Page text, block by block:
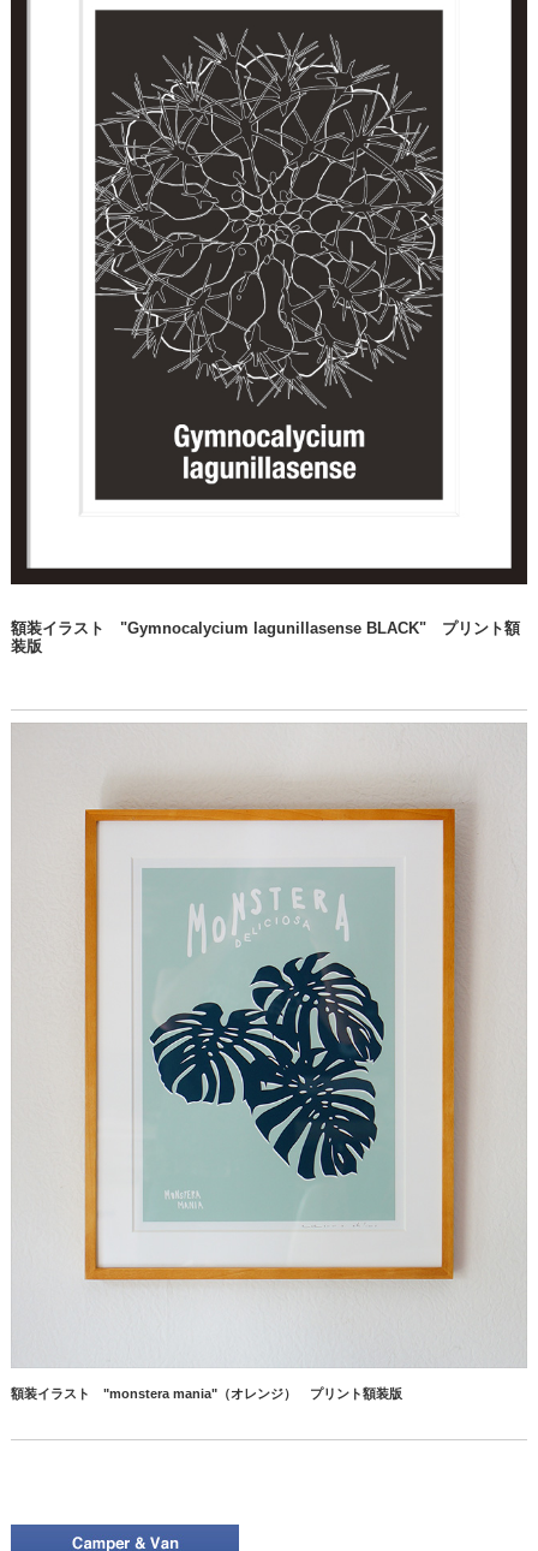
額装イラスト "Gymnocalycium lagunillasense BLACK" プリント額
装版
額装イラスト "monstera mania"（オレンジ） プリント額装版